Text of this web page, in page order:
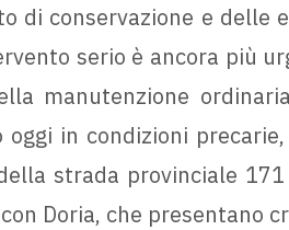
di conservazione e delle
serio è ancora più
manutenzione
oggi in condizioni
strada provinciale
Doria, che presentano